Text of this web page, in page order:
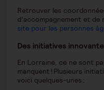
Retrouver les
d’accompagnement et
site pour les personnes
Des initiatives
En Lorraine, ce ne sont
manquent ! Plusieurs
voici quelques-unes :